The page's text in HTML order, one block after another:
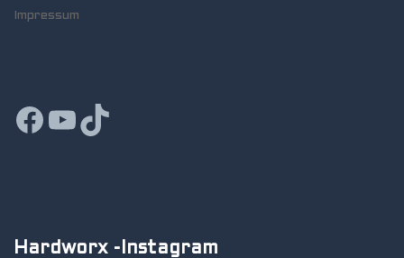
Impressum
Facebook
YouTube
TikTok
Hardworx -Instagram